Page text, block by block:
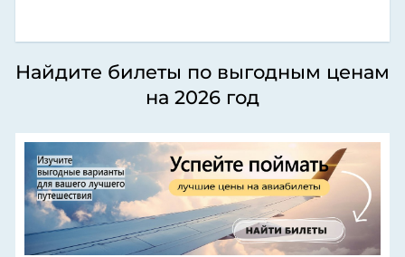
Найдите билеты по выгодным ценам
на 2026 год